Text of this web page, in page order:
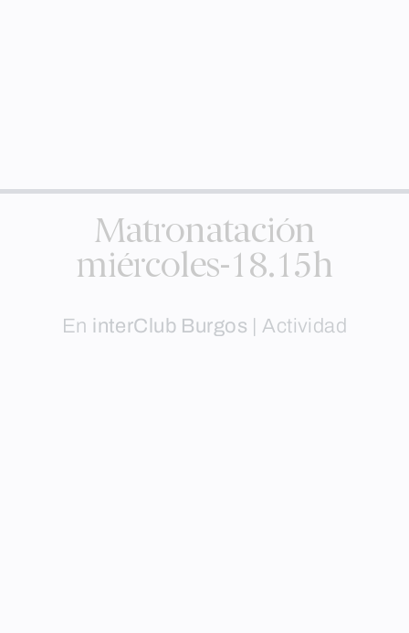
Matronatación
miércoles-18.15h
En interClub Burgos Actividad